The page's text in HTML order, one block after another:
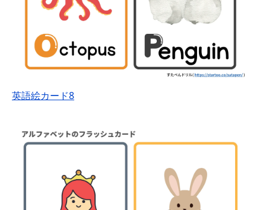
英語絵カード8